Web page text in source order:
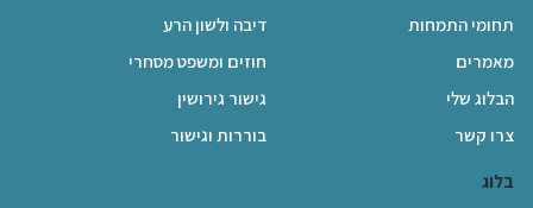
תחומי התמחות
מאמרים
הבלוג שלי
צרו קשר
דיבה ולשון הרע
חוזים ומשפט מסחרי
גישור גירושין
בוררות וגישור
בלוג